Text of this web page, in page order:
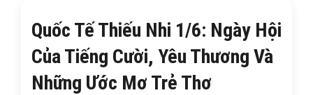
Quốc Tế Thiếu Nhi 1/6: Ngày Hội
Của Tiếng Cười, Yêu Thương Và
Những Ước Mơ Trẻ Thơ